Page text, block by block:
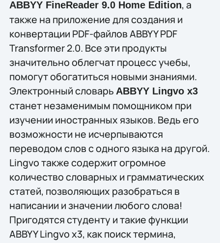
ABBYY FineReader 9.0 Home Edition, а
также на приложение для создания и
конвертации PDF-файлов ABBYY PDF
Transformer 2.0. Все эти продукты
значительно облегчат процесс учебы,
помогут обогатиться новыми знаниями.
Электронный словарь ABBYY Lingvo x3
станет незаменимым помощником при
изучении иностранных языков. Ведь его
возможности не исчерпываются
переводом слов с одного языка на другой.
Lingvo также содержит огромное
количество словарных и грамматических
статей, позволяющих разобраться в
написании и значении любого слова!
Пригодятся студенту и такие функции
ABBYY Lingvo x3, как поиск термина,